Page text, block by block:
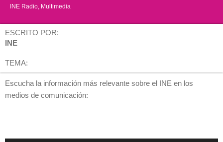
INE Radio Multimedia
ESCRITO POR:
INE
TEMA:
Escucha la información más relevante sobre el INE en los
medios de comunicación: